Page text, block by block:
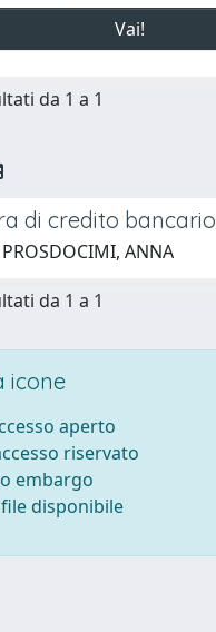
da 1 a 1
di credito bancario
ANNA
da 1 a 1
icone
aperto
riservato
embargo
disponibile